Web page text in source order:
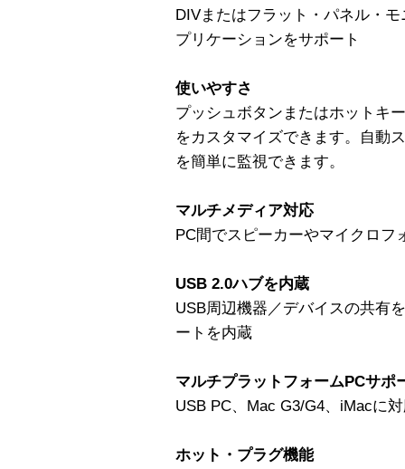
DIVまたはフラット・パネル・
プリケーションをサポート
使いやすさ
プッシュボタンまたはホットキ
をカスタマイズできます。自動
を簡単に監視できます。
マルチメディア対応
PC間でスピーカーやマイクロフ
USB 2.0ハブを内蔵
USB周辺機器／デバイスの共有
ートを内蔵
マルチプラットフォームPCサポ
USB PC、Mac G3/G4、iMacに
ホット・プラグ機能